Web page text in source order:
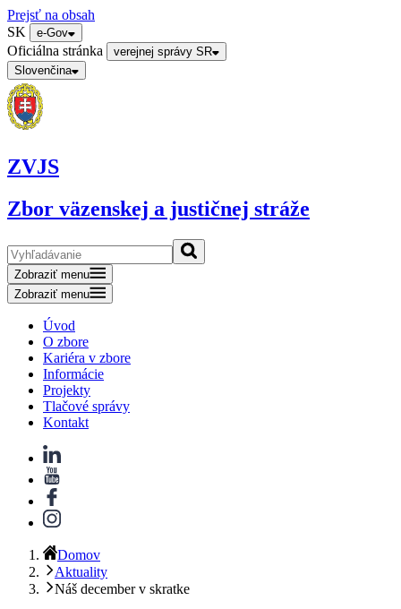
Prejsť na obsah
SK
e-Gov
Oficiálna stránka
verejnej správy SR
Slovenčina
ZVJS
Zbor väzenskej a justičnej stráže
Zobraziť menu
Zobraziť menu
Úvod
O zbore
Kariéra v zbore
Informácie
Projekty
Tlačové správy
Kontakt
Domov
Aktuality
Náš december v skratke